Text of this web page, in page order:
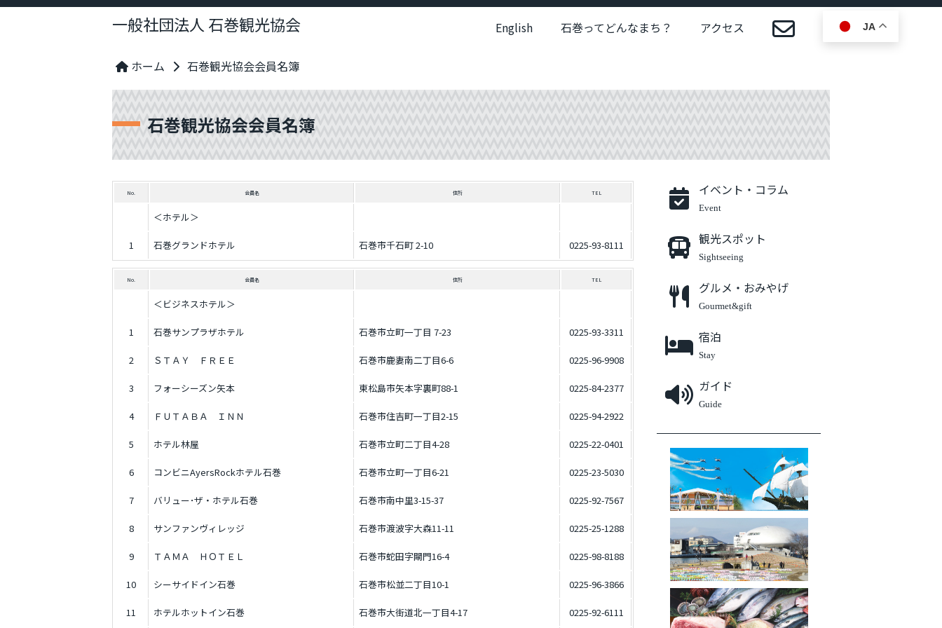
一般社団法人 石巻観光協会 English 石巻ってどんなまち？ アクセス JA
ホーム 石巻観光協会会員名簿
石巻観光協会会員名簿
No. 会員名 住所 TEL
＜ホテル＞
1 石巻グランドホテル 石巻市千石町 2-10 0225-93-8111
No. 会員名 住所 TEL
＜ビジネスホテル＞
1 石巻サンプラザホテル 石巻市立町一丁目 7-23 0225-93-3311
2 ＳＴＡＹ ＦＲＥＥ 石巻市鹿妻南二丁目6-6 0225-96-9908
3 フォーシーズン矢本 東松島市矢本字裏町88-1 0225-84-2377
4 ＦＵＴＡＢＡ ＩＮＮ 石巻市住吉町一丁目2-15 0225-94-2922
5 ホテル林屋 石巻市立町二丁目4-28 0225-22-0401
6 コンビニAyersRockホテル石巻 石巻市立町一丁目6-21 0225-23-5030
7 バリュー･ザ・ホテル石巻 石巻市南中里3-15-37 0225-92-7567
8 サンファンヴィレッジ 石巻市渡波字大森11-11 0225-25-1288
9 ＴＡＭＡ ＨＯＴＥＬ 石巻市蛇田字閘門16-4 0225-98-8188
10 シーサイドイン石巻 石巻市松並二丁目10-1 0225-96-3866
11 ホテルホットイン石巻 石巻市大街道北一丁目4-17 0225-92-6111
イベント・コラム
Event
観光スポット
Sightseeing
グルメ・おみやげ
Gourmet&gift
宿泊
Stay
ガイド
Guide
被災地の今
ふるさと納税